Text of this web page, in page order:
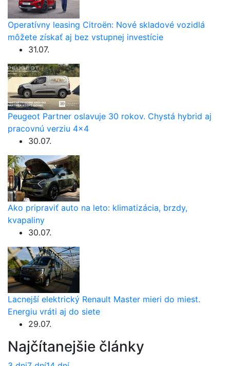
Operatívny leasing Citroën: Nové skladové vozidlá
môžete získať aj bez vstupnej investície
31.07.
Peugeot Partner oslavuje 30 rokov. Chystá hybrid aj
pracovnú verziu 4×4
30.07.
Ako pripraviť auto na leto: klimatizácia, brzdy,
kvapaliny
30.07.
Lacnejší elektrický Renault Master mieri do miest.
Energiu vráti aj do siete
29.07.
Najčítanejšie články